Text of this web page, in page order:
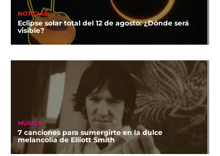
NOTICIAS
Eclipse solar total del 12 de agosto: ¿Dónde será
visible?
MÚSICA
7 canciones para sumergirte en la dulce
melancolía de Elliott Smith